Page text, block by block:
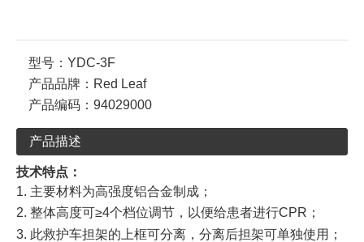
型号： YDC-3F
产品品牌： Red Leaf
产品编码： 94029000
产品描述
技术特点：
1. 主要材料为高强度铝合金制成；
2. 整体高度可≥4个档位调节，以便给患者进行CPR；
3. 此救护车担架的上框可分离，分离后担架可单独使用；